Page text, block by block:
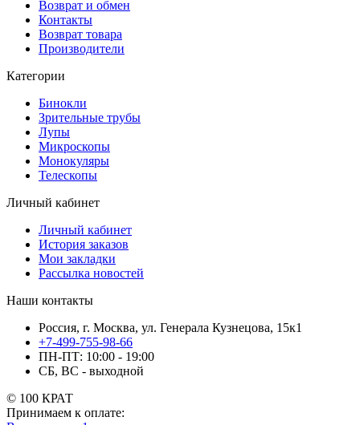
Возврат и обмен
Контакты
Возврат товара
Производители
Категории
Бинокли
Зрительные трубы
Лупы
Микроскопы
Монокуляры
Телескопы
Личный кабинет
Личный кабинет
История заказов
Мои закладки
Рассылка новостей
Наши контакты
Россия, г. Москва, ул. Генерала Кузнецова, 15к1
+7-499-755-98-66
ПН-ПТ: 10:00 - 19:00
СБ, ВС - выходной
© 100 КРАТ
Принимаем к оплате: